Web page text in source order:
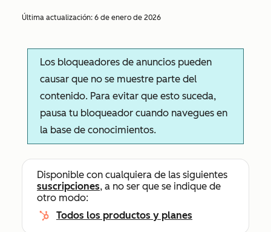
Última actualización: 6 de enero de 2026
Los bloqueadores de anuncios pueden
causar que no se muestre parte del
contenido. Para evitar que esto suceda,
pausa tu bloqueador cuando navegues en
la base de conocimientos.
Disponible con cualquiera de las siguientes
suscripciones, a no ser que se indique de
otro modo:
Todos los productos y planes